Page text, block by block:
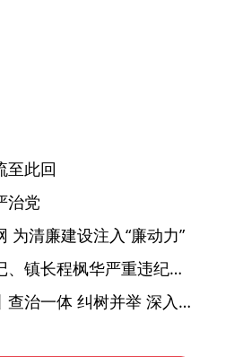
至此回
治党
为清廉建设注入“廉动力”
绩溪县长安镇原党委副书记、镇长程枫华严重违纪违法被开除党籍和公职
落实五次全会精神见行动丨查治一体 纠树并举 深入推进风腐同查同治